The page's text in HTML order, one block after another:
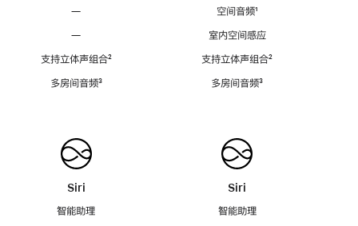
—
—
支持立体声组合脚
²
多房间音频脚
³
Siri
智能助理
空间音频脚
¹
室内空间感应
支持立体声组合脚
²
多房间音频脚
³
Siri
智能助理